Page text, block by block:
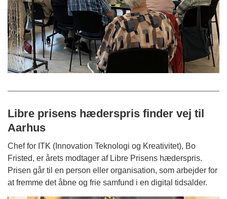
Libre prisens hæderspris finder vej til
Aarhus
Chef for ITK (Innovation Teknologi og Kreativitet), Bo
Fristed, er årets modtager af Libre Prisens hæderspris.
Prisen går til en person eller organisation, som arbejder for
at fremme det åbne og frie samfund i en digital tidsalder.